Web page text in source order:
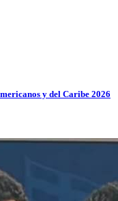
y del Caribe 2026